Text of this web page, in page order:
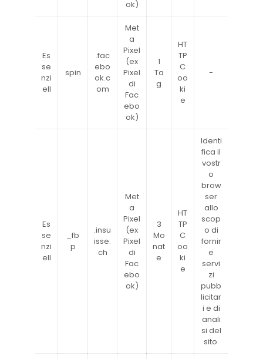
ok)
Es
se
nzi
ell
spin
.fac
ebo
ok.c
om
Met
a
Pixel
(ex
Pixel
di
Fac
ebo
ok)
1
Ta
g
HT
TP
C
oo
ki
e
-
Es
se
nzi
ell
_fb
p
.insu
isse.
ch
Met
a
Pixel
(ex
Pixel
di
Fac
ebo
ok)
3
Mo
nat
e
HT
TP
C
oo
ki
e
Identi
fica il
vostr
o
brow
ser
allo
scop
o di
fornir
e
servi
zi
pubb
licitar
i e di
anali
si del
sito.